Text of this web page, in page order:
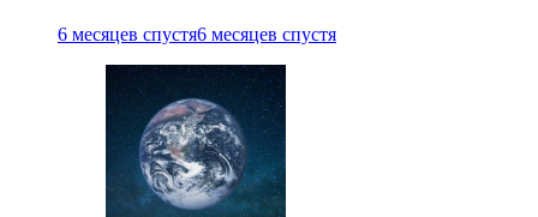
6 месяцев спустя6 месяцев спустя